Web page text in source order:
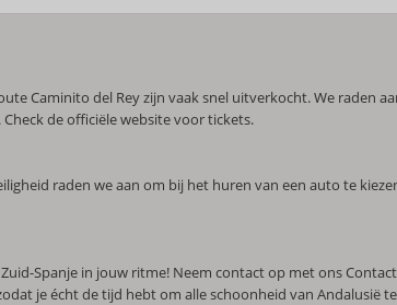
Caminito del Rey zijn vaak snel uitverkocht. We raden
de officiële website voor tickets.
raden we aan om bij het huren van een auto te
Spanje in jouw ritme! Neem contact op met ons
je écht de tijd hebt om alle schoonheid van Andalusië